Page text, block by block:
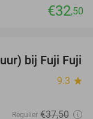
€32,50
21%
bij Fuji Fuji
9.3 star
Regulier €37,50